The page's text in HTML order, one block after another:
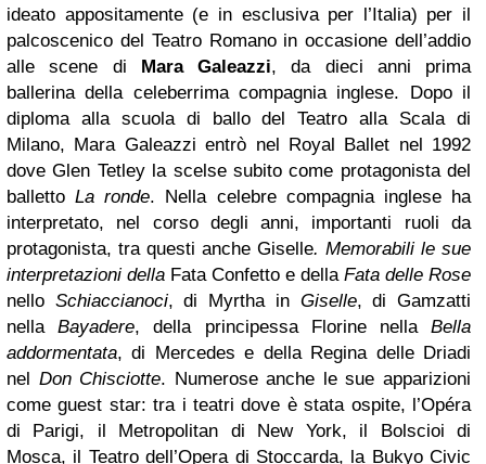
ideato appositamente (e in esclusiva per l’Italia) per il
palcoscenico del Teatro Romano in occasione dell’addio
alle scene di Mara Galeazzi, da dieci anni prima
ballerina della celeberrima compagnia inglese. Dopo il
diploma alla scuola di ballo del Teatro alla Scala di
Milano, Mara Galeazzi entrò nel Royal Ballet nel 1992
dove Glen Tetley la scelse subito come protagonista del
ballettoLa ronde. Nella celebre compagnia inglese ha
interpretato, nel corso degli anni, importanti ruoli da
protagonista, tra questi anche Giselle. Memorabili le sue
interpretazioni della Fata Confetto e della Fata delle Rose
nello Schiaccianoci, di Myrtha in Giselle, di Gamzatti
nellaBayadere, della principessa Florine nellaBella
addormentata, di Mercedes e della Regina delle Driadi
nel Don Chisciotte. Numerose anche le sue apparizioni
come guest star: tra i teatri dove è stata ospite, l’Opéra
di Parigi, il Metropolitan di New York, il Bolscioi di
Mosca, il Teatro dell’Opera di Stoccarda, la Bukyo Civic